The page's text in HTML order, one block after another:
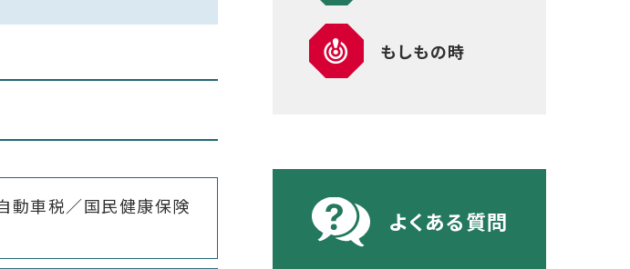
動車税／国民健康保険
もしもの時
よくある質問